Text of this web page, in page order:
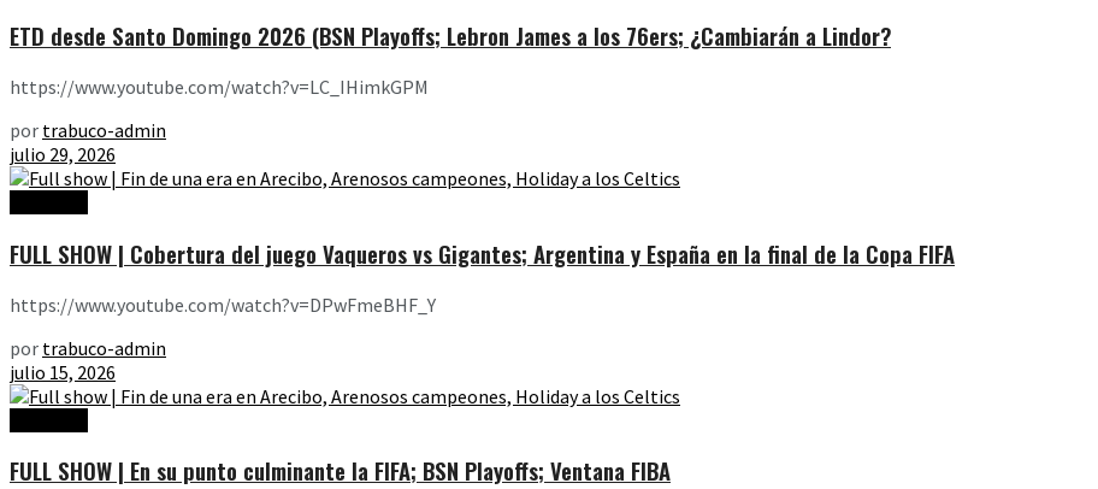
ETD desde Santo Domingo 2026 (BSN Playoffs; Lebron James a los 76ers; ¿Cambiarán a Lindor?
https://www.youtube.com/watch?v=LC_IHimkGPM
por trabuco-admin
julio 29, 2026
FULL SHOW | Cobertura del juego Vaqueros vs Gigantes; Argentina y España en la final de la Copa FIFA
https://www.youtube.com/watch?v=DPwFmeBHF_Y
por trabuco-admin
julio 15, 2026
FULL SHOW | En su punto culminante la FIFA; BSN Playoffs; Ventana FIBA